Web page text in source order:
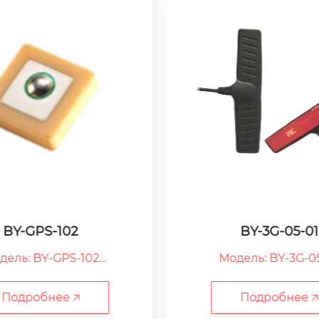
BY-3G-05-01
BY-3G-05-01
Серийный номер
Подробнее 🡥
BY-LTE-09
Модель:BY-
LTE：Антенна
Подробнее 🡥